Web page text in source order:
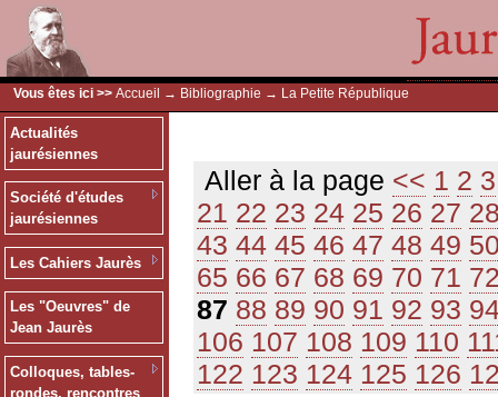
Vous êtes ici >> Accueil → Bibliographie → La Petite République
Actualités
jaurésiennes
Société d'études
jaurésiennes
Les Cahiers Jaurès
Les "Oeuvres" de
Jean Jaurès
Colloques, tables-
rondes, rencontres
Aller à la page << 1 2 3
21 22 23 24 25 26 27
43 44 45 46 47 48 49
65 66 67 68 69 70 71
87 88 89 90 91 92 93
106 107 108 109 110
122 123 124 125 126